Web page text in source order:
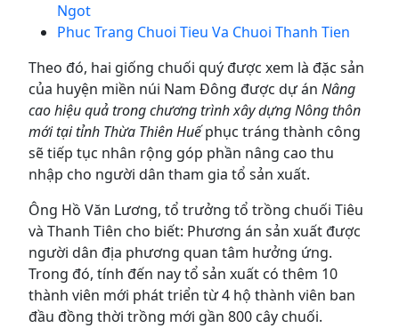
Ngot
Phuc Trang Chuoi Tieu Va Chuoi Thanh Tien
Theo đó, hai giống chuối quý được xem là đặc sản
của huyện miền núi Nam Đông được dự án Nâng
cao hiệu quả trong chương trình xây dựng Nông thôn
mới tại tỉnh Thừa Thiên Huếphục tráng thành công
sẽ tiếp tục nhân rộng góp phần nâng cao thu
nhập cho người dân tham gia tổ sản xuất.
Ông Hồ Văn Lương, tổ trưởng tổ trồng chuối Tiêu
và Thanh Tiên cho biết: Phương án sản xuất được
người dân địa phương quan tâm hưởng ứng.
Trong đó, tính đến nay tổ sản xuất có thêm 10
thành viên mới phát triển từ 4 hộ thành viên ban
đầu đồng thời trồng mới gần 800 cây chuối.